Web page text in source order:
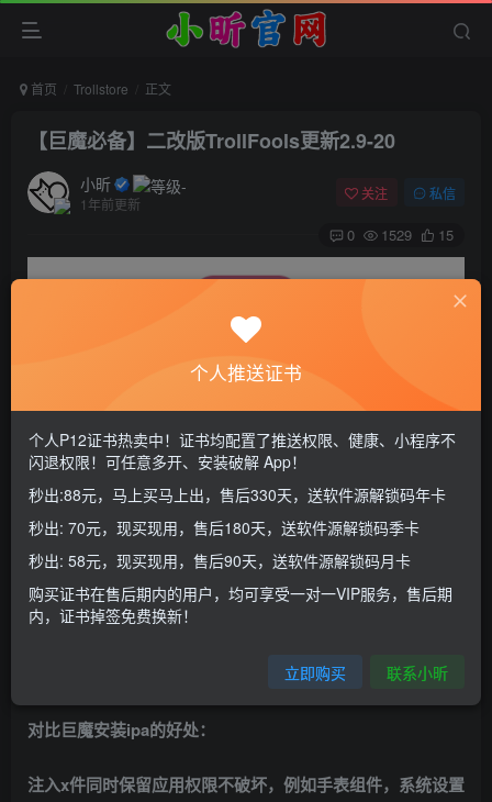
首页 Trollstore 正文
【巨魔必备】二改版TrollFools更新2.9-20
小昕
1年前更新
关注 私信
0 1529 15
此二改版TrollFools注入工具比官版更好用！支持dylib，
deb，zip格式
应用介绍
这是一款注入x件到AppStore应用的工具，可以保留完整
官方权限，工具需巨魔安装才行，支持iOS14-
对比巨魔安装ipa的好处：
注入x件同时保留应用权限不破坏，例如手表组件，系统设置
个人推送证书
个人P12证书热卖中！证书均配置了推送权限、健康、小程序不
闪退权限！可任意多开、安装破解 App！
秒出:88元，马上买马上出，售后330天，送软件源解锁码年卡
秒出: 70元，现买现用，售后180天，送软件源解锁码季卡
秒出: 58元，现买现用，售后90天，送软件源解锁码月卡
购买证书在售后期内的用户，均可享受一对一VIP服务，售后期
内，证书掉签免费换新！
立即购买 联系小昕